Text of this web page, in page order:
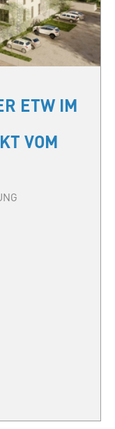
ETW IM
VOM